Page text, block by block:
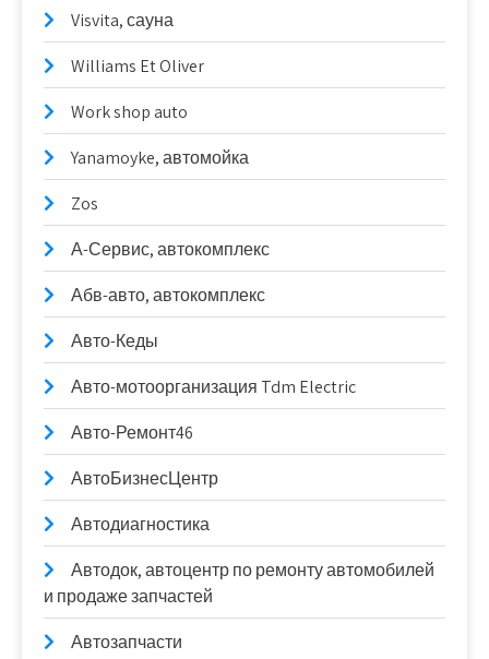
Visvita, сауна
Williams Et Oliver
Work shop auto
Yanamoyke, автомойка
Zos
А-Сервис, автокомплекс
Абв-авто, автокомплекс
Авто-Кеды
Авто-мотоорганизация Tdm Electric
Авто-Ремонт46
АвтоБизнесЦентр
Автодиагностика
Автодок, автоцентр по ремонту автомобилей
и продаже запчастей
Автозапчасти